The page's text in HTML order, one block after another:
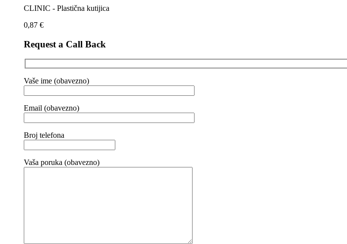
CLINIC - Plastična kutijica
0,87 €
Request a Call Back
Vaše ime (obavezno)
Email (obavezno)
Broj telefona
Vaša poruka (obavezno)